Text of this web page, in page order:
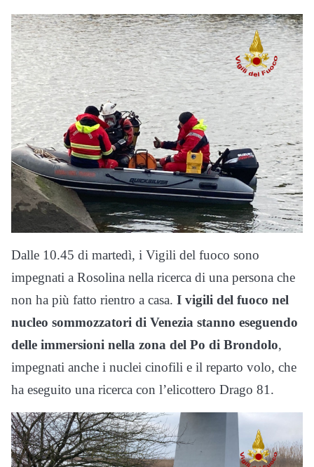
Dalle 10.45 di martedì, i Vigili del fuoco sono
impegnati a Rosolina nella ricerca di una persona che
non ha più fatto rientro a casa. I vigili del fuoco nel
nucleo sommozzatori di Venezia stanno eseguendo
delle immersioni nella zona del Po di Brondolo,
impegnati anche i nuclei cinofili e il reparto volo, che
ha eseguito una ricerca con l’elicottero Drago 81.